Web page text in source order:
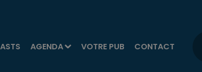
AGENDA VOTRE PUB CONTACT